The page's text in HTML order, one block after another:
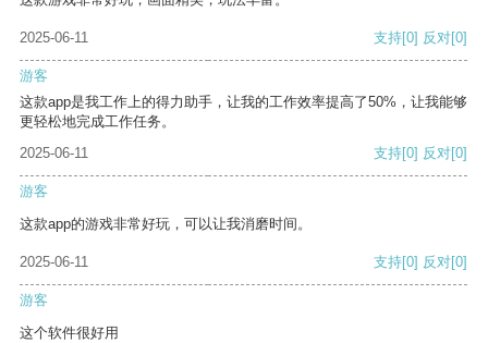
2025-06-11 支持[0] 反对[0]
游客
这款app是我工作上的得力助手，让我的工作效率提高了50%，让我能够
更轻松地完成工作任务。
2025-06-11
支持[0] 反对[0]
游客
这款app的游戏非常好玩，可以让我消磨时间。
2025-06-11 支持[0] 反对[0]
游客
这个软件很好用